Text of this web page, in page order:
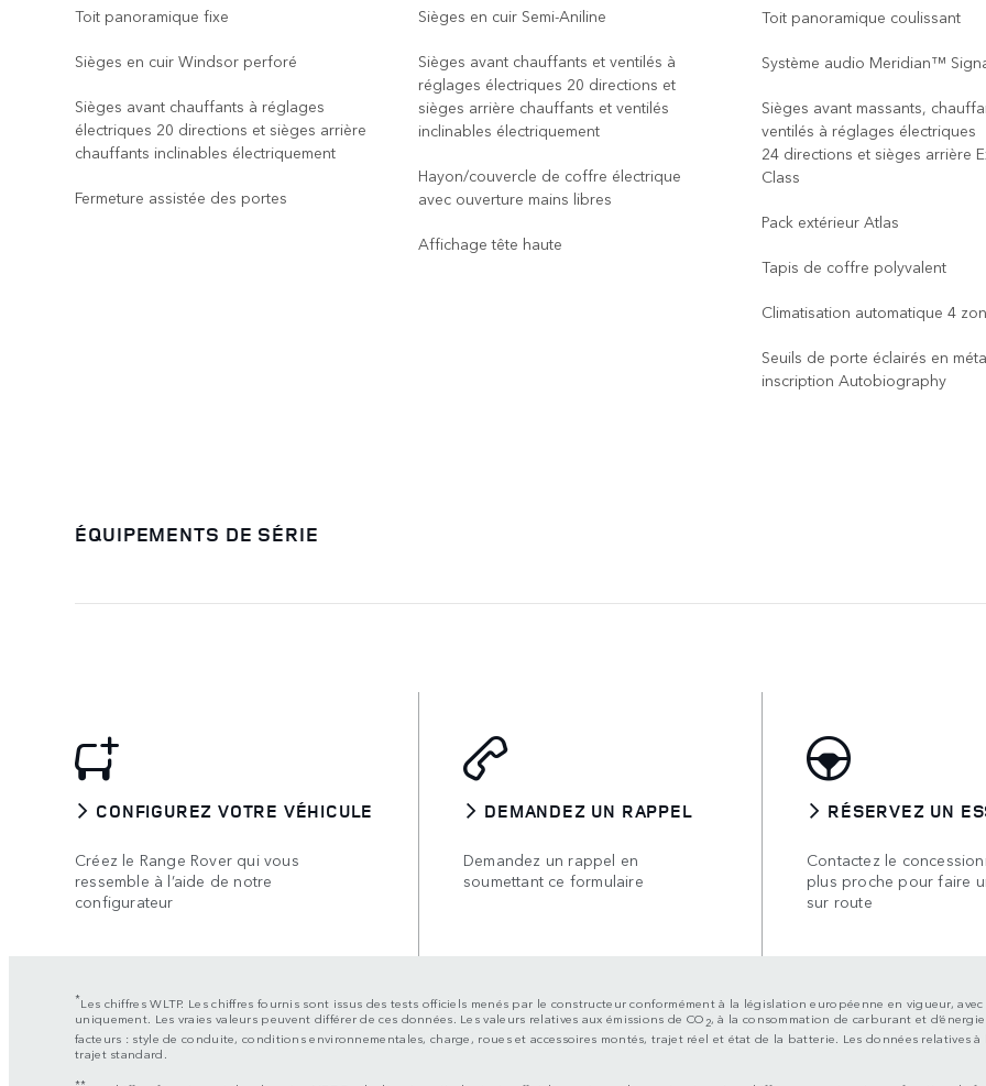
Toit panoramique fixe
Sièges en cuir Windsor perforé
Sièges avant chauffants à réglages
électriques 20 directions et sièges arrière
chauffants inclinables électriquement
Fermeture assistée des portes
Sièges en cuir Semi-Aniline
Sièges avant chauffants et ventilés à
réglages électriques 20 directions et
sièges arrière chauffants et ventilés
inclinables électriquement
Hayon/couvercle de coffre électrique
avec ouverture mains libres
Affichage tête haute
Toit panoramique coulissant
Système audio Meridian™
Sièges avant massants,
ventilés à réglages électriques
24 directions et sièges arrière
Class
Pack extérieur Atlas
Tapis de coffre polyvalent
Climatisation automatique 4
Seuils de porte éclairés en
inscription Autobiography
ÉQUIPEMENTS DE SÉRIE
CONFIGUREZ VOTRE VÉHICULE
Créez le Range Rover qui vous
ressemble à l’aide de notre
configurateur
DEMANDEZ UN RAPPEL
Demandez un rappel en
soumettant ce formulaire
RÉSERVEZ UN
Contactez le
plus proche pour faire
sur route
*Les chiffres WLTP. Les chiffres fournis sont issus des tests officiels menés par le constructeur conformément à la législation européenne en vigueur,
uniquement. Les vraies valeurs peuvent différer de ces données. Les valeurs relatives aux émissions de CO 2, à la consommation de carburant et
facteurs : style de conduite, conditions environnementales, charge, roues et accessoires montés, trajet réel et état de la batterie. Les données relatives
trajet standard.
**